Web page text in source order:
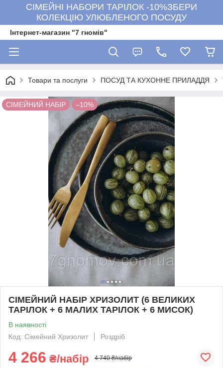
СІМЕЙНІ НАБОРИ ТАРІЛОК -10%ЗБЕРИ
КОЛЕКЦІЮ УЛЮБЛЕНОГО ПОСУДУ
Інтернет-магазин "7 гномів"
Товари та послуги ПОСУД ТА КУХОННЕ ПРИЛАДДЯ
СІМЕЙНИЙ НАБІР –10%
СІМЕЙНИЙ НАБІР ХРИЗОЛИТ (6 ВЕЛИКИХ
ТАРІЛОК + 6 МАЛИХ ТАРІЛОК + 6 МИСОК)
В наявності
Код: Сімейний Хризолит
Роздріб
4 266 ₴/набір 4 740 ₴/набір